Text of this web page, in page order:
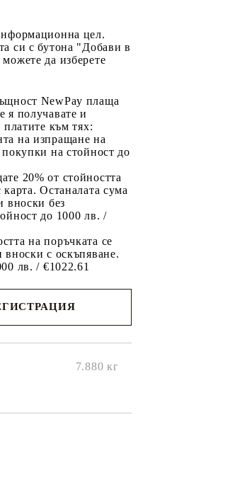
цел.
си с бутона "Добави в
да изберете
NewPay плаща
я получавате и
платите към тях:
на изпращане на
на стойност до
20% от стойността
Останалата сума
вноски без
до 1000 лв. /
на поръчката се
вноски с оскъпяване.
лв. / €1022.61
7.880 кг